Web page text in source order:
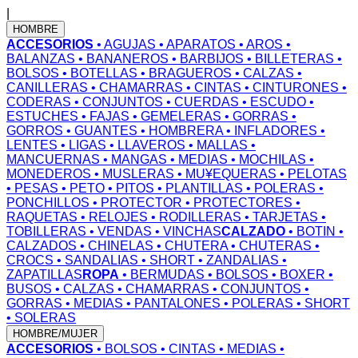
HOMBRE
ACCESORIOS • AGUJAS • APARATOS • AROS •
BALANZAS • BANANEROS • BARBIJOS • BILLETERAS •
BOLSOS • BOTELLAS • BRAGUEROS • CALZAS •
CANILLERAS • CHAMARRAS • CINTAS • CINTURONES •
CODERAS • CONJUNTOS • CUERDAS • ESCUDO •
ESTUCHES • FAJAS • GEMELERAS • GORRAS •
GORROS • GUANTES • HOMBRERA• INFLADORES •
LENTES • LIGAS • LLAVEROS • MALLAS •
MANCUERNAS • MANGAS • MEDIAS • MOCHILAS •
MONEDEROS • MUSLERAS • MU¥EQUERAS • PELOTAS
• PESAS • PETO • PITOS • PLANTILLAS • POLERAS •
PONCHILLOS • PROTECTOR • PROTECTORES •
RAQUETAS • RELOJES • RODILLERAS • TARJETAS •
TOBILLERAS • VENDAS • VINCHASCALZADO • BOTIN •
CALZADOS • CHINELAS • CHUTERA• CHUTERAS •
CROCS • SANDALIAS • SHORT • ZANDALIAS •
ZAPATILLAS ROPA • BERMUDAS • BOLSOS • BOXER •
BUSOS • CALZAS • CHAMARRAS • CONJUNTOS •
GORRAS • MEDIAS • PANTALONES • POLERAS • SHORT
• SOLERAS
HOMBRE/MUJER
ACCESORIOS • BOLSOS • CINTAS • MEDIAS •